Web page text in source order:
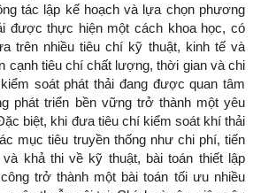
tác lập kế hoạch và lựa chọn phương
được thực hiện một cách khoa học, có
trên nhiều tiêu chí kỹ thuật, kinh tế và
cạnh tiêu chí chất lượng, thời gian và chi
soát phát thải đang được quan tâm
phát triển bền vững trở thành một yêu
biệt, khi đưa tiêu chí kiểm soát khí thải
mục tiêu truyền thống như chi phí, tiến
khả thi về kỹ thuật, bài toán thiết lập
trở thành một bài toán tối ưu nhiều